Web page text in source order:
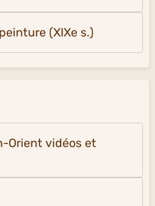
(XIXe s.)
Orient vidéos et